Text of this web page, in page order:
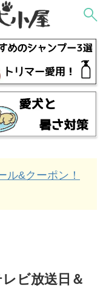
ル&クーポン！
ビ放送日＆